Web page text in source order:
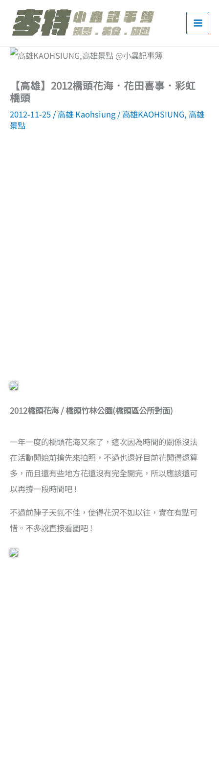
【高雄】2012橋頭花海．花田喜事．彩虹
橋頭
2012-11-25 / 高雄 Kaohsiung / 高雄KAOHSIUNG, 高雄
景點
2012橋頭花海 / 橋頭竹林公園(橋頭區公所對面)
一年一度的橋頭花海又來了，這次因為時間的關係沒法
在活動開始前搶先來拍照，不過也還好目前花開得還算
多，而且還有些地方花還沒有完全開完，所以應該還可
以再撐一段時間吧 !
不過前陣子天氣不佳，使得花況不如以往，實在有點可
惜。不多說直接看圖吧 !